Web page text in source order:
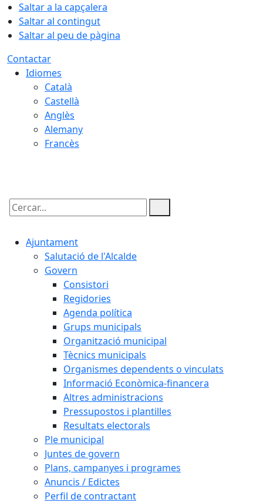
Saltar a la capçalera
Saltar al contingut
Saltar al peu de pàgina
Contactar
Idiomes
Català
Castellà
Anglès
Alemany
Francès
Cercar:
Ajuntament
Salutació de l'Alcalde
Govern
Consistori
Regidories
Agenda política
Grups municipals
Organització municipal
Tècnics municipals
Organismes dependents o vinculats
Informació Econòmica-financera
Altres administracions
Pressupostos i plantilles
Resultats electorals
Ple municipal
Juntes de govern
Plans, campanyes i programes
Anuncis / Edictes
Perfil de contractant